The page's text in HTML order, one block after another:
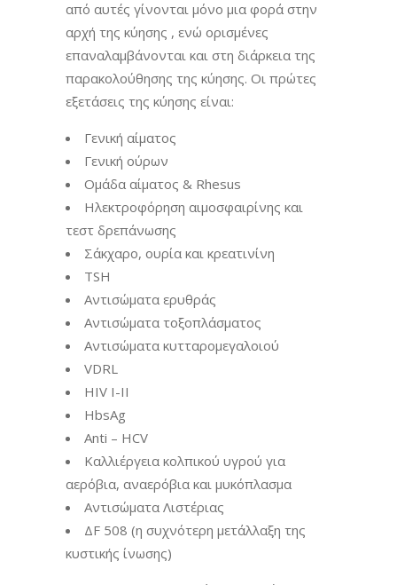
από αυτές γίνονται μόνο μια φορά στην
αρχή της κύησης , ενώ ορισμένες
επαναλαμβάνονται και στη διάρκεια της
παρακολούθησης της κύησης. Οι πρώτες
εξετάσεις της κύησης είναι:
Γενική αίματος
Γενική ούρων
Ομάδα αίματος & Rhesus
Ηλεκτροφόρηση αιμοσφαιρίνης και
τεστ δρεπάνωσης
Σάκχαρο, ουρία και κρεατινίνη
TSH
Αντισώματα ερυθράς
Αντισώματα τοξοπλάσματος
Αντισώματα κυτταρομεγαλοιού
VDRL
HIV I-II
HbsAg
Anti – HCV
Καλλιέργεια κολπικού υγρού για
αερόβια, αναερόβια και μυκόπλασμα
Αντισώματα Λιστέριας
ΔF 508 (η συχνότερη μετάλλαξη της
κυστικής ίνωσης)